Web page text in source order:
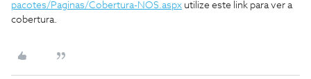
pacotes/Paginas/Cobertura-NOS.aspx utilize este link para ver a
cobertura.